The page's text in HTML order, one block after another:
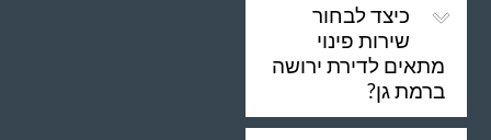
כיצד לבחור
שירות פינוי
מתאים לדירת ירושה
ברמת גן?